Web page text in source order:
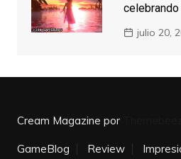
julio 20,
Cream Magazine por
GameBlog Review